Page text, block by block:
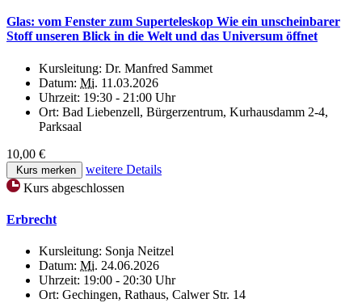
Glas: vom Fenster zum Superteleskop Wie ein unscheinbarer
Stoff unseren Blick in die Welt und das Universum öffnet
Kursleitung: Dr. Manfred Sammet
Datum: Mi. 11.03.2026
Uhrzeit: 19:30 - 21:00 Uhr
Ort: Bad Liebenzell, Bürgerzentrum, Kurhausdamm 2-4,
Parksaal
10,00 €
Kurs merken
weitere Details
Kurs abgeschlossen
Erbrecht
Kursleitung: Sonja Neitzel
Datum: Mi. 24.06.2026
Uhrzeit: 19:00 - 20:30 Uhr
Ort: Gechingen, Rathaus, Calwer Str. 14